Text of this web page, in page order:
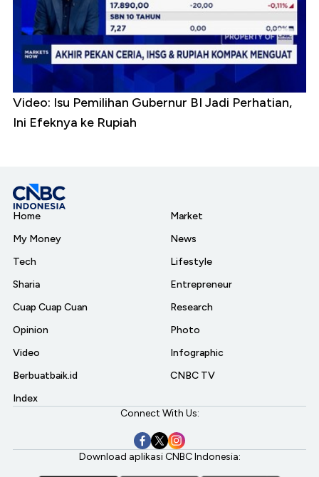
Video: Isu Pemilihan Gubernur BI Jadi Perhatian,
Ini Efeknya ke Rupiah
Home
My Money
Tech
Sharia
Cuap Cuap Cuan
Opinion
Video
Berbuatbaik.id
Index
Market
News
Lifestyle
Entrepreneur
Research
Photo
Infographic
CNBC TV
Connect With Us:
Download aplikasi CNBC Indonesia: